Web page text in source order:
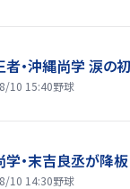
者・沖縄尚学 涙の
10 15:40野球
学・末吉良丞が降
10 14:30野球